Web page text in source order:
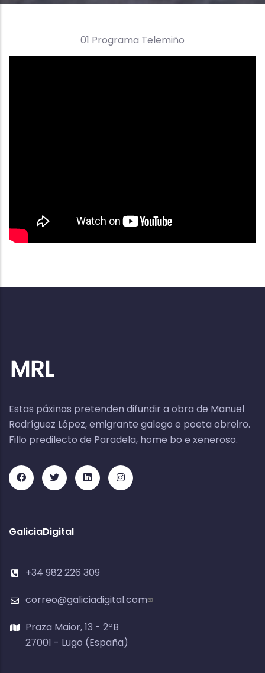
01 Programa Telemiño
Estas páxinas pretenden difundir a obra de Manuel
Rodríguez López, emigrante galego e poeta obreiro.
Fillo predilecto de Paradela, home bo e xeneroso.
GaliciaDigital
+34 982 226 309
correo@galiciadigital.com
Praza Maior, 13 - 2ºB
27001 - Lugo (España)